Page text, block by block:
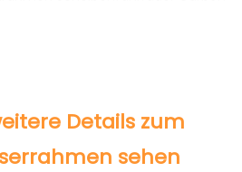
Details zum
sehen